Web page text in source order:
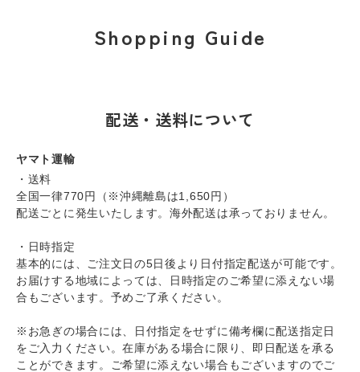
Shopping Guide
配送・送料について
ヤマト運輸
・送料
全国一律770円（※沖縄離島は1,650円）
配送ごとに発生いたします。海外配送は承っておりません。
・日時指定
基本的には、ご注文日の5日後より日付指定配送が可能です。
お届けする地域によっては、日時指定のご希望に添えない場
合もございます。予めご了承ください。
※お急ぎの場合には、日付指定をせずに備考欄に配送指定日
をご入力ください。在庫がある場合に限り、即日配送を承る
ことができます。ご希望に添えない場合もございますのでご